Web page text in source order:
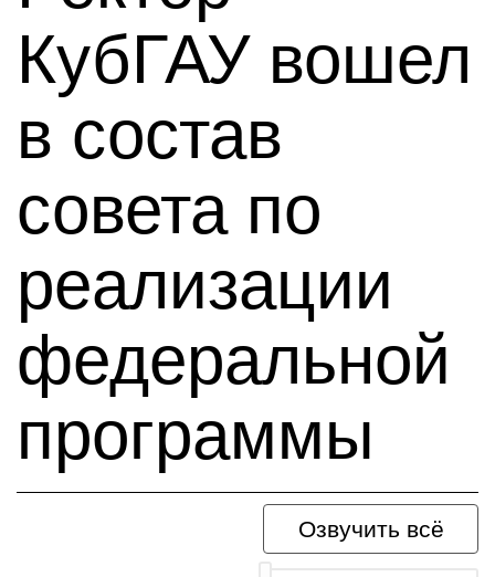
КубГАУ вошел
в состав
совета по
реализации
федеральной
программы
Озвучить всё